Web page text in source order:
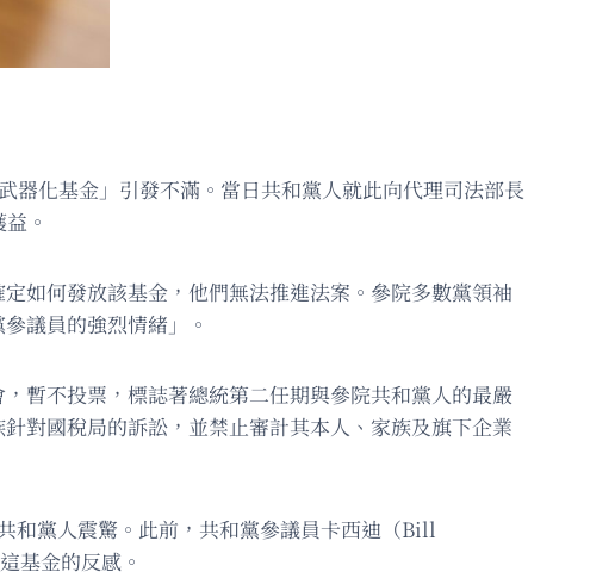
器化基金」引發不滿。當日共和黨人就此向代理司法部長
。
如何發放該基金，他們無法推進法案。參院多數黨領袖
議員的強烈情緒」。
暫不投票，標誌著總統第二任期與參院共和黨人的最嚴
對國稅局的訴訟，並禁止審計其本人、家族及旗下企業
和黨人震驚。此前，共和黨參議員卡西迪（Bill
基金的反感。